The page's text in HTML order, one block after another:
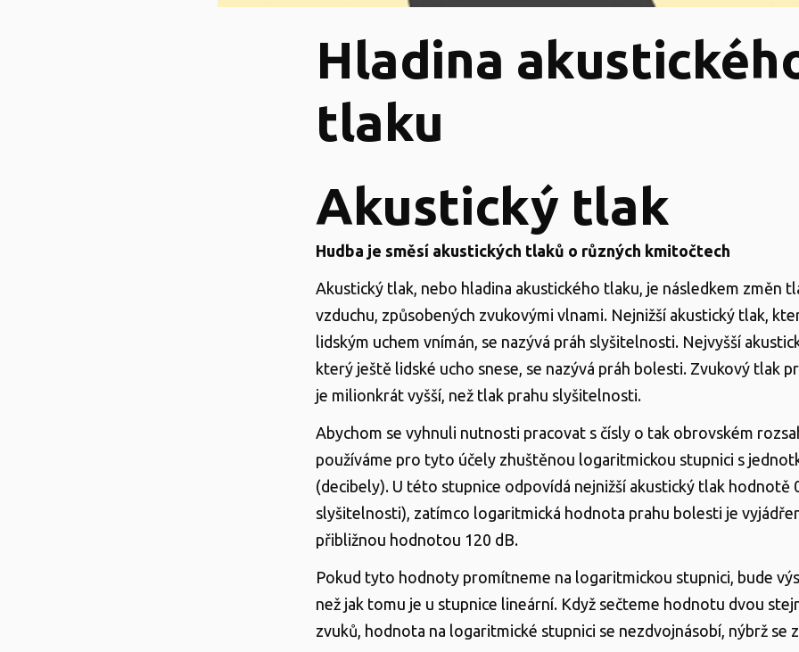
Hladina
tlaku
Akustický tlak
Hudba je směsí akustických tlaků o různých kmitočtech
Akustický tlak, nebo hladina akustického tlaku, je následkem změn
vzduchu, způsobených zvukovými vlnami. Nejnižší akustický tlak,
lidským uchem vnímán, se nazývá práh slyšitelnosti. Nejvyšší
který ještě lidské ucho snese, se nazývá práh bolesti. Zvukový tlak
je milionkrát vyšší, než tlak prahu slyšitelnosti.
Abychom se vyhnuli nutnosti pracovat s čísly o tak obrovském
používáme pro tyto účely zhuštěnou logaritmickou stupnici s
(decibely). U této stupnice odpovídá nejnižší akustický tlak hodnotě
slyšitelnosti), zatímco logaritmická hodnota prahu bolesti je
přibližnou hodnotou 120 dB.
Pokud tyto hodnoty promítneme na logaritmickou stupnici, bude
než jak tomu je u stupnice lineární. Když sečteme hodnotu dvou
zvuků, hodnota na logaritmické stupnici se nezdvojnásobí, nýbrž se